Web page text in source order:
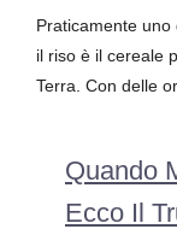
Praticamente uno
il riso è il cereale
Terra. Con delle
Quando
Ecco Il